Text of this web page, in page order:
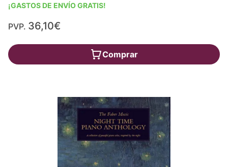
¡GASTOS DE ENVÍO GRATIS!
PVP. 36,10€
Comprar